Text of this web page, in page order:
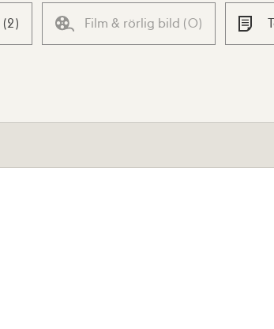
(2) Film & rörlig bild (0)